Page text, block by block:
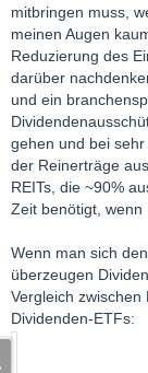
mitbringen muss,
meinen Augen
Reduzierung des
darüber
und ein
gehen und bei
der Reinerträge
REITs, die ~90%
Zeit benötigt, wenn
Wenn man sich
überzeugen
Vergleich
Dividenden-ETFs: